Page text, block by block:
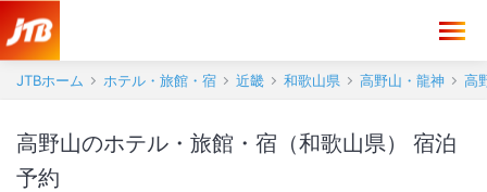
JTBホーム ホテル・旅館・宿 近畿 和歌山県 高野山・龍神 高
高野山のホテル・旅館・宿（和歌山県） 宿泊
予約